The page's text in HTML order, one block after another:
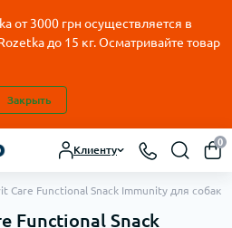
от3000 грн осуществляется в
до 15 кг. Осматривайте товар
Закрыть
Клиенту
0
Care Functional Snack Immunity для
Functional Snack